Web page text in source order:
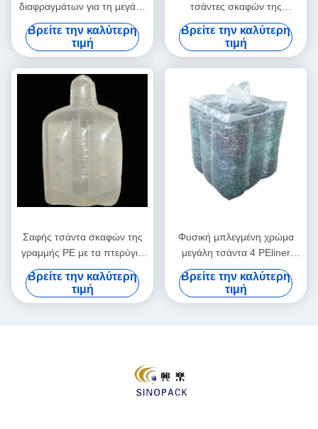
διαφραγμάτων για τη μεγάλη
τσάντα για το τσιμέντο/την
αποθήκευση αγροτικών
προϊόντων
Βρείτε την καλύτερη
τιμή
τσάντες σκαφών της
γραμμής
εμπορευματοκιβωτίων PE,
τεράστια μαζική τσάντα
τσαντών FIBC 4 Mil πάχος
Βρείτε την καλύτερη
τιμή
Σαφής τσάντα σκαφών της
γραμμής PE με τα πτερύγια
και τη ραμμένη σύνδεση,
SGS/CPTC πιστοποιητικό
Βρείτε την καλύτερη
τιμή
Φυσική μπλεγμένη χρώμα
μεγάλη τσάντα 4 PEliner
επιτροπή με το τετραγωνικό
κατώτατο σημείο που
διαμορφώνεται
Βρείτε την καλύτερη
τιμή